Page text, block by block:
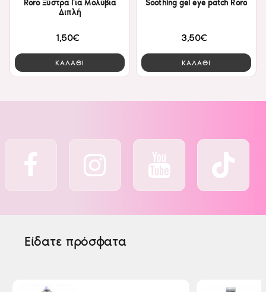
Roro Ξύστρα Για Μολύβια
Διπλή
1,50€
ΚΑΛΑΘΙ
Soothing gel eye patch Roro
3,50€
ΚΑΛΑΘΙ
Είδατε πρόσφατα